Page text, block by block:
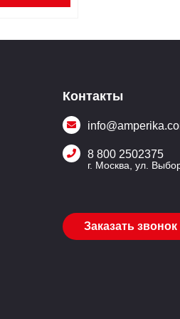
Контакты
8 800 2502375
г. Москва, ул.
Заказать звонок